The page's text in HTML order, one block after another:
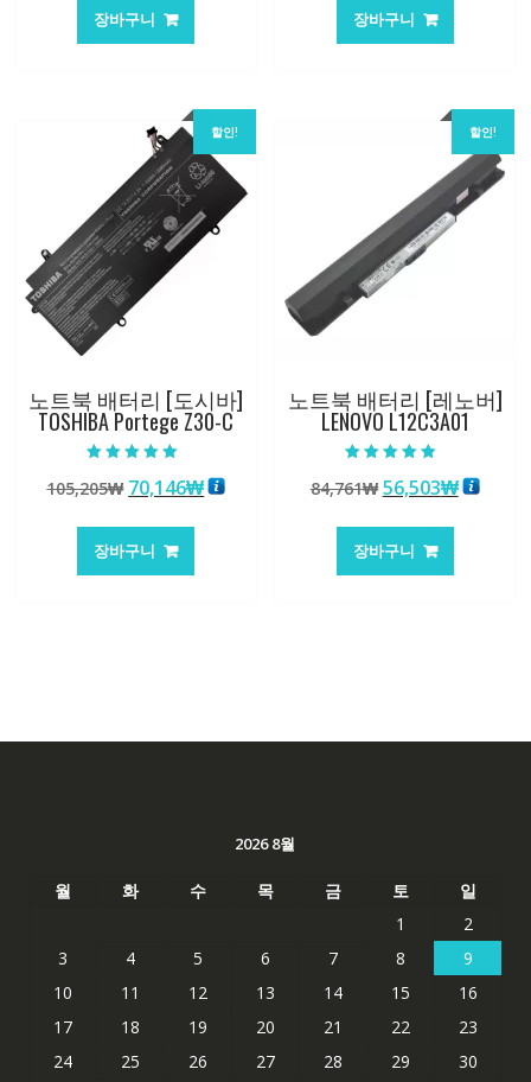
가
격:
장바구니
가
격:
장바구니
할인!
노트북 배터리 [도시바]
TOSHIBA Portege Z30-C
5.00
로 평가됨
105,205₩ 원
가
격:
70,146₩현
장바구니
할인!
노트북 배터리 [레노버]
LENOVO L12C3A01
4.50
로 평가됨
84,761₩ 원
가
격:
56,503₩현
장바구니
2026 8월
월 화 수 목 금 토
일
1
2
3
4 5 6 7 8
9
10
11 12 13 14 15
16
17
18 19 20 21 22
23
24
25 26 27 28 29
30